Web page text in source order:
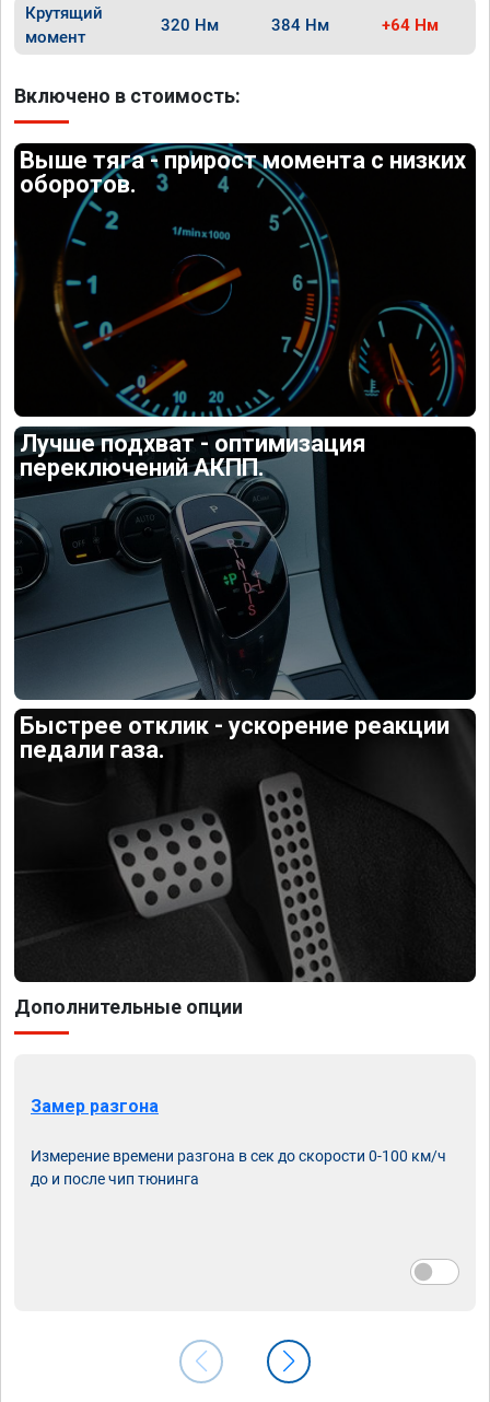
Крутящий
момент
320 Нм 384 Нм +64 Нм
Включено в стоимость:
Выше тяга - прирост момента с низких
оборотов.
Лучше подхват - оптимизация
переключений АКПП.
Быстрее отклик - ускорение реакции
педали газа.
Дополнительные опции
Замер разгона
Измерение времени разгона в сек до скорости 0-100 км/ч
до и после чип тюнинга